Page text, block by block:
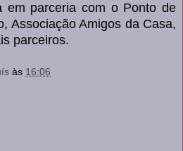
em parceria com o Ponto de
Associação Amigos da Casa,
parceiros.
às 16:06